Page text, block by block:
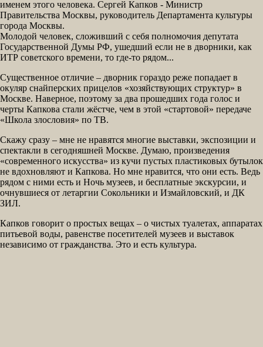
именем этого человека. Сергей Капков - Министр
Правительства Москвы, руководитель Департамента культуры
города Москвы.
Молодой человек, сложивший с себя полномочия депутата
Государственной Думы РФ, ушедший если не в дворники, как
ИТР советского времени, то где-то рядом...
Существенное отличие – дворник гораздо реже попадает в
окуляр снайперских прицелов «хозяйствующих структур» в
Москве. Наверное, поэтому за два прошедших года голос и
черты Капкова стали жёстче, чем в этой «стартовой» передаче
«Школа злословия» по ТВ.
Скажу сразу – мне не нравятся многие выставки, экспозиции и
спектакли в сегодняшней Москве. Думаю, произведения
«современного искусства» из кучи пустых пластиковых бутылок
не вдохновляют и Капкова. Но мне нравится, что они есть. Ведь
рядом с ними есть и Ночь музеев, и бесплатные экскурсии, и
очнувшиеся от летаргии Сокольники и Измайловский, и ДК
ЗИЛ.
Капков говорит о простых вещах – о чистых туалетах, аппаратах
питьевой воды, равенстве посетителей музеев и выставок
независимо от гражданства. Это и есть культура.